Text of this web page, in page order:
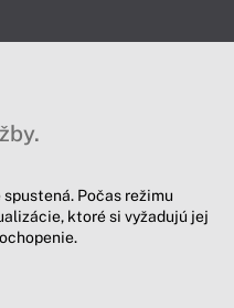
Počas režimu
ktoré si vyžadujú jej